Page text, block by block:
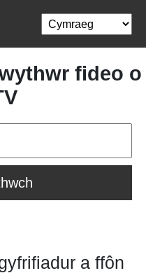
fideo o
a ffôn